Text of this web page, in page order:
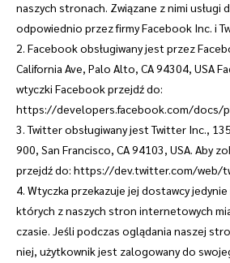
naszych stronach. Związane z nimi usługi
odpowiednio przez firmy Facebook Inc. i
2. Facebook obsługiwany jest przez
California Ave, Palo Alto, CA 94304, USA
wtyczki Facebook przejdź do:
https://developers.facebook.com/docs/
3. Twitter obsługiwany jest Twitter Inc.,
900, San Francisco, CA 94103, USA. Aby
przejdź do: https://dev.twitter.com/web/
4. Wtyczka przekazuje jej dostawcy
których z naszych stron internetowych
czasie. Jeśli podczas oglądania naszej
niej, użytkownik jest zalogowany do